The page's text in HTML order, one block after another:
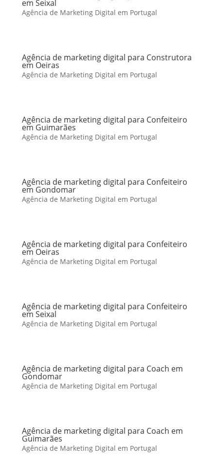
em Seixal
Agência de Marketing Digital em Portugal
Agência de marketing digital para Construtora
em Oeiras
Agência de Marketing Digital em Portugal
Agência de marketing digital para Confeiteiro
em Guimarães
Agência de Marketing Digital em Portugal
Agência de marketing digital para Confeiteiro
em Gondomar
Agência de Marketing Digital em Portugal
Agência de marketing digital para Confeiteiro
em Oeiras
Agência de Marketing Digital em Portugal
Agência de marketing digital para Confeiteiro
em Seixal
Agência de Marketing Digital em Portugal
Agência de marketing digital para Coach em
Gondomar
Agência de Marketing Digital em Portugal
Agência de marketing digital para Coach em
Guimarães
Agência de Marketing Digital em Portugal